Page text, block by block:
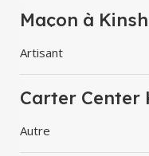
Maçon à
Artisant
Carter Center
Autre